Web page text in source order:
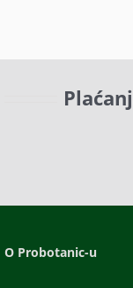
O Probotanic-u